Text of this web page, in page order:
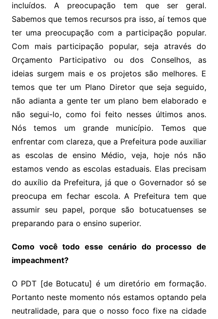
incluídos. A preocupação tem que ser geral.
Sabemos que temos recursos pra isso, aí temos que
ter uma preocupação com a participação popular.
Com mais participação popular, seja através do
Orçamento Participativo ou dos Conselhos, as
ideias surgem mais e os projetos são melhores. E
temos que ter um Plano Diretor que seja seguido,
não adianta a gente ter um plano bem elaborado e
não segui-lo, como foi feito nesses últimos anos.
Nós temos um grande município. Temos que
enfrentar com clareza, que a Prefeitura pode auxiliar
as escolas de ensino Médio, veja, hoje nós não
estamos vendo as escolas estaduais. Elas precisam
do auxílio da Prefeitura, já que o Governador só se
preocupa em fechar escola. A Prefeitura tem que
assumir seu papel, porque são botucatuenses se
preparando para o ensino superior.
Como você todo esse cenário do processo de
impeachment?
O PDT [de Botucatu] é um diretório em formação.
Portanto neste momento nós estamos optando pela
neutralidade, para que o nosso foco fixe na cidade